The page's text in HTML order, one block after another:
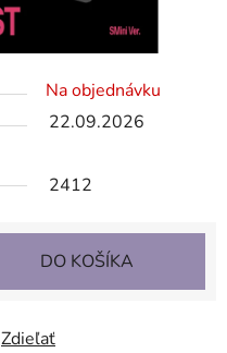
Na objednávku
22.09.2026
2412
DO KOŠÍKA
Zdieľať